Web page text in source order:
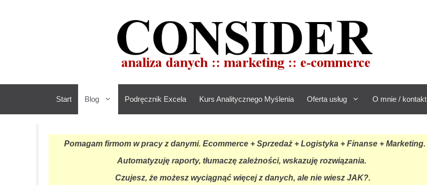
Start Blog Podręcznik Excela Kurs Analitycznego Myślenia Oferta usług O mnie / kontakt
Pomagam firmom w pracy z danymi. Ecommerce + Sprzedaż + Logistyka + Finanse + Marketing.
Automatyzuję raporty, tłumaczę zależności, wskazuję rozwiązania.
Czujesz, że możesz wyciągnąć więcej z danych, ale nie wiesz JAK?.